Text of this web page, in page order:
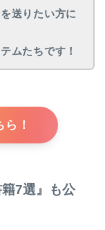
送りたい方に
ムたちです！
！
籍7選』も公